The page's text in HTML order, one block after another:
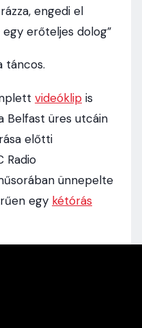
engedi el
erőteljes dolog”
táncos.
videóklip is
Belfast üres utcáin
előtti
Radio
ünnepelte
egy kétórás